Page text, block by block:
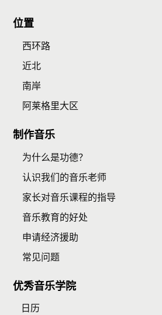
位置
西环路
近北
南岸
阿莱格里大区
制作音乐
为什么是功德？
认识我们的音乐老师
家长对音乐课程的指导
音乐教育的好处
申请经济援助
常见问题
优秀音乐学院
日历